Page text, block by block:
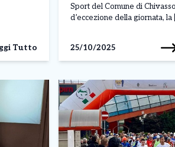
Tutto
Sport del Comune di
d’eccezione della giornata, la
25/10/2025